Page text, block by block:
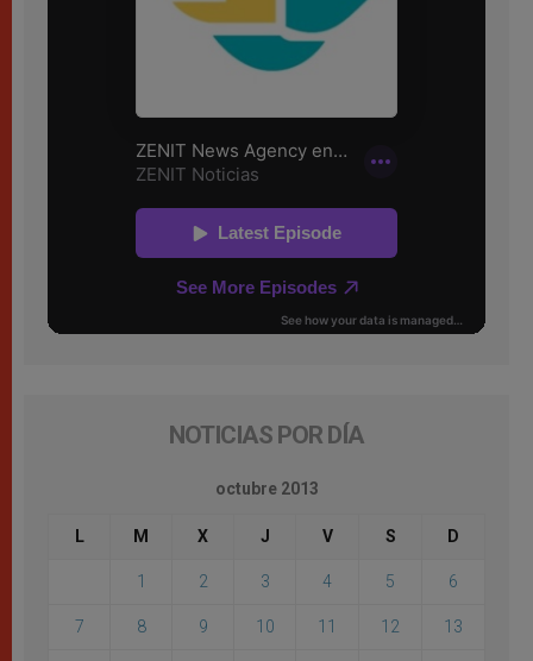
NOTICIAS POR DÍA
octubre 2013
L M X J V S D
1 2 3 4 5 6
7 8 9 10 11 12 13